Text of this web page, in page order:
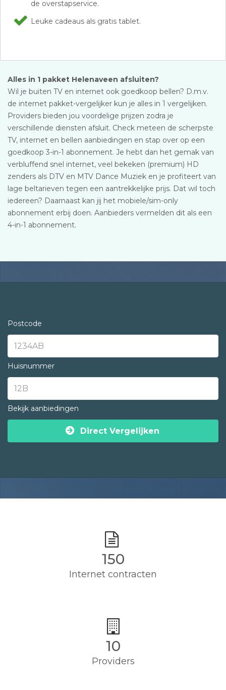
de overstapservice.
Leuke cadeaus als gratis tablet.
Alles in 1 pakket Helenaveen afsluiten?
Wil je buiten TV en internet ook goedkoop bellen? D.m.v.
de internet pakket-vergelijker kun je alles in 1 vergelijken.
Providers bieden jou voordelige prijzen zodra je
verschillende diensten afsluit. Check meteen de scherpste
TV, internet en bellen aanbiedingen en stap over op een
goedkoop 3-in-1 abonnement. Je hebt dan het gemak van
verbluffend snel internet, veel bekeken (premium) HD
zenders als DTV en MTV Dance Muziek en je profiteert van
lage beltarieven tegen een aantrekkelijke prijs. Dat wil toch
iedereen? Daarnaast kan jij het mobiele/sim-only
abonnement erbij doen. Aanbieders vermelden dit als een
4-in-1 abonnement.
Postcode
Huisnummer
Bekijk aanbiedingen
Direct Vergelijken
150
Internet contracten
10
Providers